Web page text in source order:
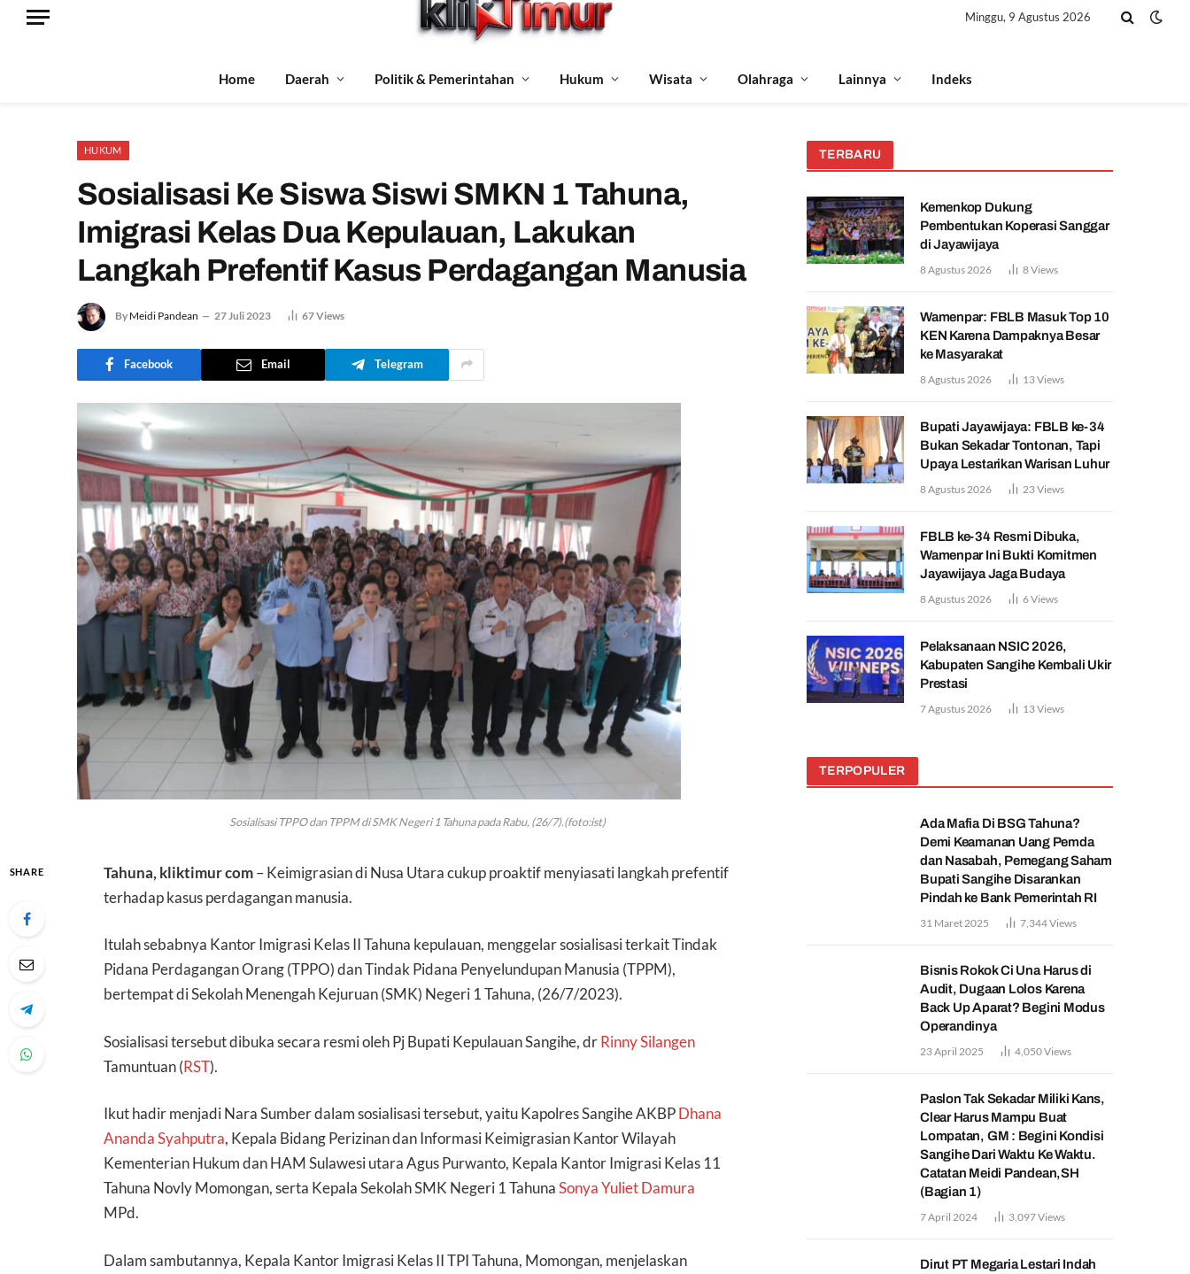
Minggu, 9 Agustus 2026
Home Daerah Politik & Pemerintahan Hukum Wisata Olahraga Lainnya Indeks
HUKUM
Sosialisasi Ke Siswa Siswi SMKN 1 Tahuna,
Imigrasi Kelas Dua Kepulauan, Lakukan
Langkah Prefentif Kasus Perdagangan Manusia
By Meidi Pandean 27 Juli 2023 67Views
Facebook Email Telegram
Sosialisasi TPPO dan TPPM di SMK Negeri 1 Tahuna pada Rabu, (26/7).(foto:ist)
SHARE Tahuna, kliktimur com – Keimigrasian di Nusa Utara cukup proaktif menyiasati langkah prefentif
terhadap kasus perdagangan manusia.
Itulah sebabnya Kantor Imigrasi Kelas II Tahuna kepulauan, menggelar sosialisasi terkait Tindak
Pidana Perdagangan Orang (TPPO) dan Tindak Pidana Penyelundupan Manusia (TPPM),
bertempat di Sekolah Menengah Kejuruan (SMK) Negeri 1 Tahuna, (26/7/2023).
Sosialisasi tersebut dibuka secara resmi oleh Pj Bupati Kepulauan Sangihe, dr Rinny Silangen
Tamuntuan (RST).
Ikut hadir menjadi Nara Sumber dalam sosialisasi tersebut, yaitu Kapolres Sangihe AKBP Dhana
Ananda Syahputra, Kepala Bidang Perizinan dan Informasi Keimigrasian Kantor Wilayah
Kementerian Hukum dan HAM Sulawesi utara Agus Purwanto, Kepala Kantor Imigrasi Kelas 11
Tahuna Novly Momongan, serta Kepala Sekolah SMK Negeri 1 TahunaSonya Yuliet Damura
MPd.
Dalam sambutannya, Kepala Kantor Imigrasi Kelas II TPI Tahuna, Momongan, menjelaskan
TERBARU
Kemenkop Dukung
Pembentukan Koperasi Sanggar
di Jayawijaya
8 Agustus 2026 8Views
Wamenpar: FBLB Masuk Top 10
KEN Karena Dampaknya Besar
ke Masyarakat
8 Agustus 2026 13Views
Bupati Jayawijaya: FBLB ke-34
Bukan Sekadar Tontonan, Tapi
Upaya Lestarikan Warisan Luhur
8 Agustus 2026 23Views
FBLB ke-34 Resmi Dibuka,
Wamenpar Ini Bukti Komitmen
Jayawijaya Jaga Budaya
8 Agustus 2026 6Views
Pelaksanaan NSIC 2026,
Kabupaten Sangihe Kembali Ukir
Prestasi
7 Agustus 2026 13Views
TERPOPULER
Ada Mafia Di BSG Tahuna?
Demi Keamanan Uang Pemda
dan Nasabah, Pemegang Saham
Bupati Sangihe Disarankan
Pindah ke Bank Pemerintah RI
31 Maret 2025 7,344Views
Bisnis Rokok Ci Una Harus di
Audit, Dugaan Lolos Karena
Back Up Aparat? Begini Modus
Operandinya
23 April 2025 4,050Views
Paslon Tak Sekadar Miliki Kans,
Clear Harus Mampu Buat
Lompatan, GM : Begini Kondisi
Sangihe Dari Waktu Ke Waktu.
Catatan Meidi Pandean,SH
(Bagian 1)
7 April 2024 3,097Views
Dirut PT Megaria Lestari Indah